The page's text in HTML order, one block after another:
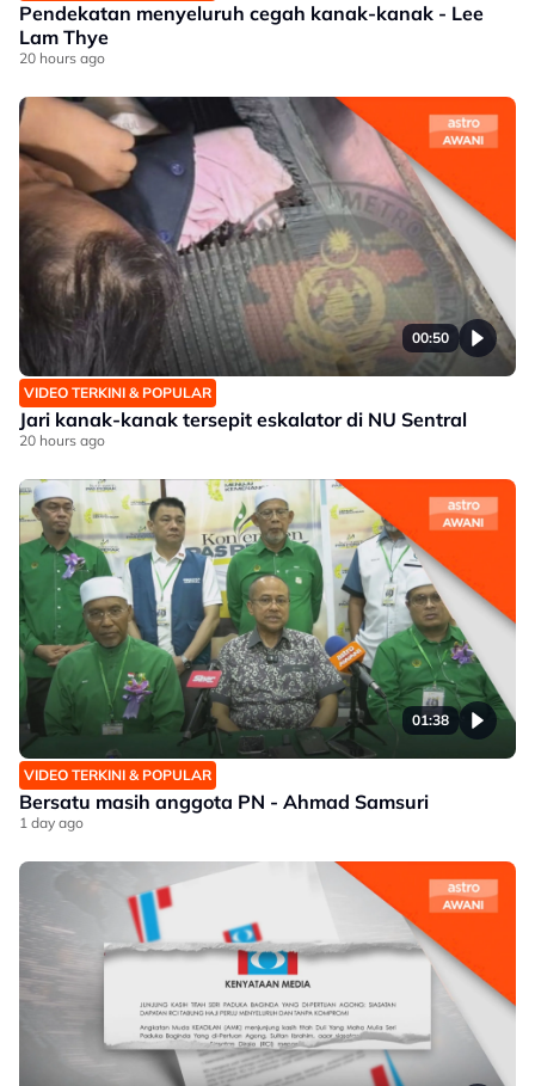
Pendekatan menyeluruh cegah kanak-kanak - Lee
Lam Thye
20 hours ago
00:50
VIDEO TERKINI & POPULAR
Jari kanak-kanak tersepit eskalator di NU Sentral
20 hours ago
01:38
VIDEO TERKINI & POPULAR
Bersatu masih anggota PN - Ahmad Samsuri
1 day ago